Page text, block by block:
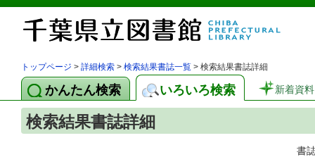
トップページ > 詳細検索 > 検索結果書誌一覧 > 検索結果書誌詳細
かんたん検索 いろいろ検索 新着資料
検索結果書誌詳細
書